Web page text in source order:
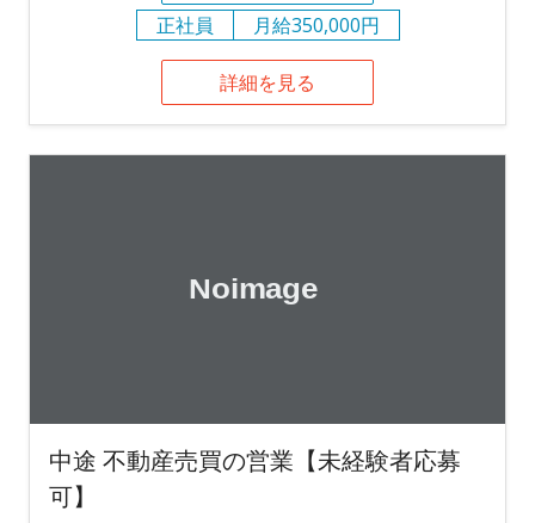
正社員
月給350,000円
詳細を見る
中途 不動産売買の営業【未経験者応募
可】